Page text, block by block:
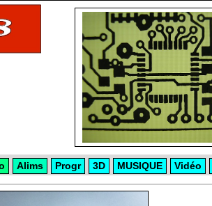
Alims Progr 3D MUSIQUE Vidéo